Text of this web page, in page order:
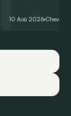
10 Aoû 2026 Chevrolet